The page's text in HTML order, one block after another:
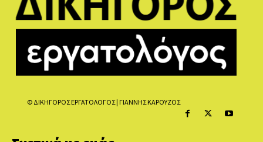
© ΔΙΚΗΓΟΡΟΣ ΕΡΓΑΤΟΛΟΓΟΣ | ΓΙΑΝΝΗΣ ΚΑΡΟΥΖΟΣ